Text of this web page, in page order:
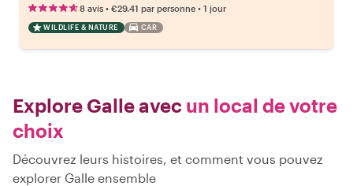
8 avis • €29.41 par personne • 1 jour
WILDLIFE & NATURE CAR
Explore Galle avec un local de votre
choix
Découvrez leurs histoires, et comment vous pouvez
explorer Galle ensemble